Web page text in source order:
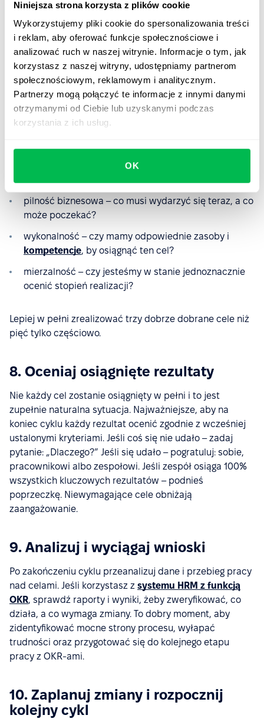
Niniejsza strona korzysta z plików cookie
Wykorzystujemy pliki cookie do spersonalizowania treści
i reklam, aby oferować funkcje społecznościowe i
analizować ruch w naszej witrynie. Informacje o tym, jak
korzystasz z naszej witryny, udostępniamy partnerom
społecznościowym, reklamowym i analitycznym.
Partnerzy mogą połączyć te informacje z innymi danymi
otrzymanymi od Ciebie lub uzyskanymi podczas
korzystania z ich usług.
OK
7. Zrewiduj ilość celów
W trakcie cyklu OKR może się okazać, że niektóre osoby
lub zespoły próbują realizować zbyt wiele celów
jednocześnie. Aby uniknąć przeciążenia i ryzyka
wypalenia
, warto ograniczyć liczbę celów do tych
naprawdę istotnych.
wpływ na klienta – które cele przynoszą największą
pilność biznesowa – co musi wydarzyć się teraz, a co
może poczekać?
wykonalność – czy mamy odpowiednie zasoby i
kompetencje, by osiągnąć ten cel?
mierzalność – czy jesteśmy w stanie jednoznacznie
ocenić stopień realizacji?
Lepiej w pełni zrealizować trzy dobrze dobrane cele niż
pięć tylko częściowo.
8. Oceniaj osiągnięte rezultaty
Nie każdy cel zostanie osiągnięty w pełni i to jest
zupełnie naturalna sytuacja. Najważniejsze, aby na
koniec cyklu każdy rezultat ocenić zgodnie z wcześniej
ustalonymi kryteriami. Jeśli coś się nie udało – zadaj
pytanie: „Dlaczego?” Jeśli się udało – pogratuluj: sobie,
pracownikowi albo zespołowi. Jeśli zespół osiąga 100%
wszystkich kluczowych rezultatów – podnieś
poprzeczkę. Niewymagające cele obniżają
zaangażowanie.
9. Analizuj i wyciągaj wnioski
Po zakończeniu cyklu przeanalizuj dane i przebieg pracy
nad celami. Jeśli korzystasz z systemu HRM z funkcją
OKR, sprawdź raporty i wyniki, żeby zweryfikować, co
działa, a co wymaga zmiany. To dobry moment, aby
zidentyfikować mocne strony procesu, wyłapać
trudności oraz przygotować się do kolejnego etapu
pracy z OKR-ami.
10. Zaplanuj zmiany i rozpocznij
kolejny cykl